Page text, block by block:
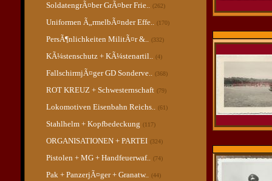
SoldatengrÃ¤ber GrÃ¤ber Frie.. (262)
Uniformen Ã„rmelbÃ¤nder Effe.. (170)
PersÃ¶nlichkeiten MilitÃ¤r &.. (332)
KÃ¼stenschutz + KÃ¼stenartil.. (4)
FallschirmjÃ¤ger GD Sonderve.. (368)
ROT KREUZ + Schwesternschaft (79)
Lokomotiven Eisenbahn Reichs.. (61)
Stahlhelm + Kopfbedeckung (117)
ORGANISATIONEN + PARTEI (324)
Pistolen + MG + Handfeuerwaf.. (74)
Pak + PanzerjÃ¤ger + Granatw.. (44)